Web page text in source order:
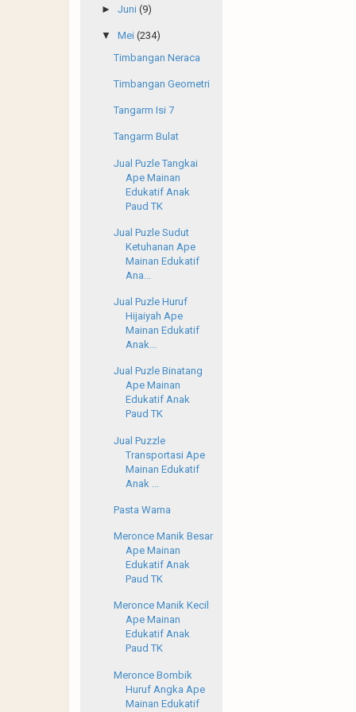
► Juni (9)
▼ Mei (234)
Timbangan Neraca
Timbangan Geometri
Tangarm Isi 7
Tangarm Bulat
Jual Puzle Tangkai
Ape Mainan
Edukatif Anak
Paud TK
Jual Puzle Sudut
Ketuhanan Ape
Mainan Edukatif
Ana...
Jual Puzle Huruf
Hijaiyah Ape
Mainan Edukatif
Anak...
Jual Puzle Binatang
Ape Mainan
Edukatif Anak
Paud TK
Jual Puzzle
Transportasi Ape
Mainan Edukatif
Anak ...
Pasta Warna
Meronce Manik Besar
Ape Mainan
Edukatif Anak
Paud TK
Meronce Manik Kecil
Ape Mainan
Edukatif Anak
Paud TK
Meronce Bombik
Huruf Angka Ape
Mainan Edukatif